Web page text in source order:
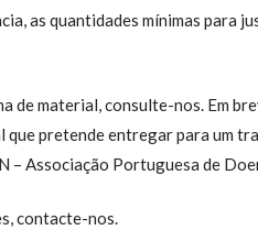
as quantidades mínimas para
de material, consulte-nos. Em
pretende entregar para um
– Associação Portuguesa de
contacte-nos.